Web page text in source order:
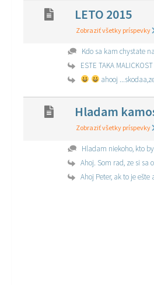
LETO 2015
Zobraziť všetky príspevky
Kdo sa kam chystate
ESTE TAKA
ahooj
Hladam
Zobraziť všetky príspevky
Hladam niekoho, kto
Ahoj Peter, ak to je